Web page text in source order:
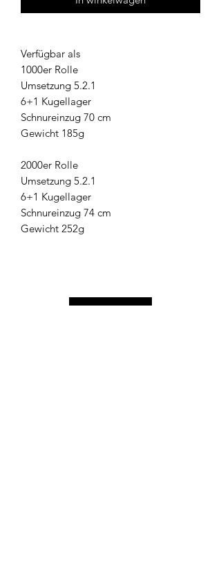
Verfügbar als
1000er Rolle
Umsetzung 5.2.1
6+1 Kugellager
Schnureinzug 70 cm
Gewicht 185g
2000er Rolle
Umsetzung 5.2.1
6+1 Kugellager
Schnureinzug 74 cm
Gewicht 252g